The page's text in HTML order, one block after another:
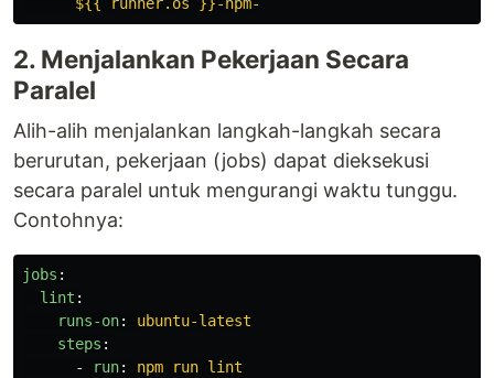
2. Menjalankan Pekerjaan Secara
Paralel
Alih-alih menjalankan langkah-langkah secara
berurutan, pekerjaan (jobs) dapat dieksekusi
secara paralel untuk mengurangi waktu tunggu.
Contohnya:
jobs :
lint :
runs-on:
ubuntu-latest
steps :
-
run: npm run lint